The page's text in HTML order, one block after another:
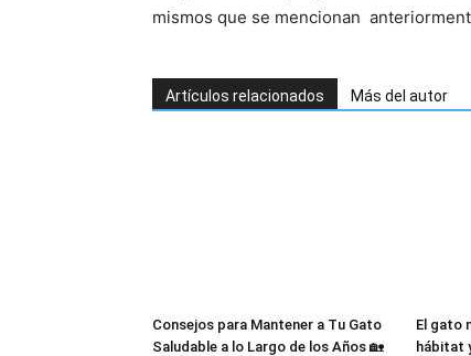
mismos que se mencionan
Artículos relacionados Más del autor
Consejos para Mantener a Tu Gato
Saludable a lo Largo de los Años 🏡
El gato
hábitat